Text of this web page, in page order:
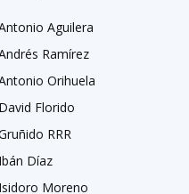
Aguilera
Ramírez
Orihuela
Florido
RRR
Díaz
Moreno